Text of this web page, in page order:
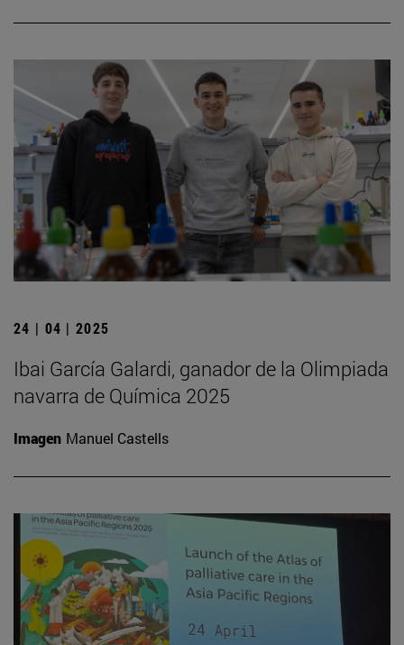
24 | 04 | 2025
Ibai García Galardi, ganador de la Olimpiada
navarra de Química 2025
Imagen Manuel Castells